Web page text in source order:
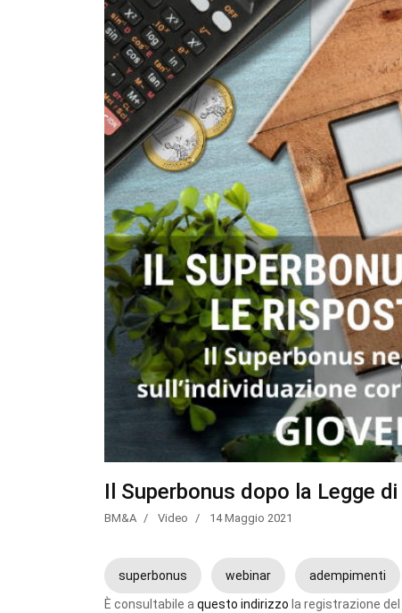
Il Superbonus dopo la Legge
BM&A Video 14 Maggio 2021
superbonus webinar
adempimenti
È consultabile a questo indirizzo la registrazione